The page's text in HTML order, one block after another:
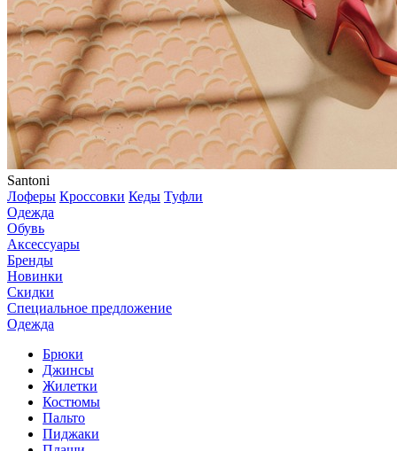
Santoni
Лоферы Кроссовки Кеды Туфли
Одежда
Обувь
Аксессуары
Бренды
Новинки
Скидки
Специальное предложение
Одежда
Брюки
Джинсы
Жилетки
Костюмы
Пальто
Пиджаки